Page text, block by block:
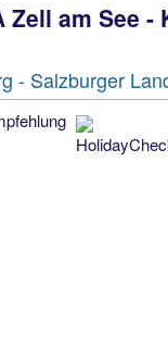
Zell am See -
- Salzburger